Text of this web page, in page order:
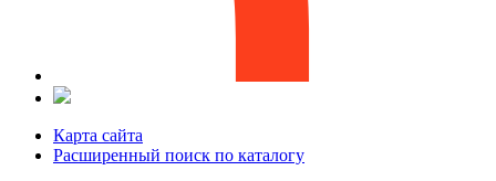
Карта сайта
Расширенный поиск по каталогу